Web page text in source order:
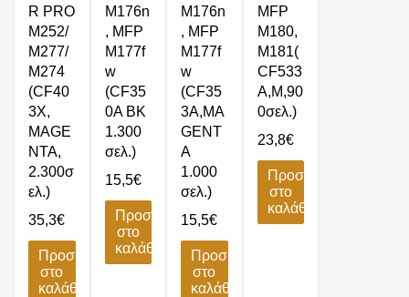
R PRO
M252/
M277/
M274
(CF40
3X,
MAGE
NTA,
2.300σ
ελ.)
35,3€
Προσθήκη
στο
καλάθι
M176n
, MFP
M177f
w
(CF35
0A BK
1.300
σελ.)
15,5€
Προσθήκη
στο
καλάθι
M176n
, MFP
M177f
w
(CF35
3A,MA
GENT
A
1.000
σελ.)
15,5€
Προσθήκη
στο
καλάθι
MFP
M180,
M181(
CF533
A,M,90
0σελ.)
23,8€
Προσθήκη
στο
καλάθι